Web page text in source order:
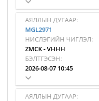
АЯЛЛЫН ДУГААР:
MGL2971
НИСЛЭГИЙН ЧИГЛЭЛ:
ZMCK-VHHH
БЭЛТГЭСЭН:
2026-08-07 10:45
АЯЛЛЫН ДУГААР: